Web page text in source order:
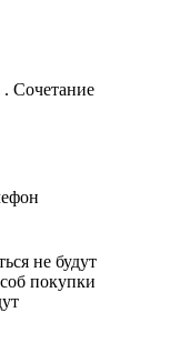
. Сочетание
не будут
покупки